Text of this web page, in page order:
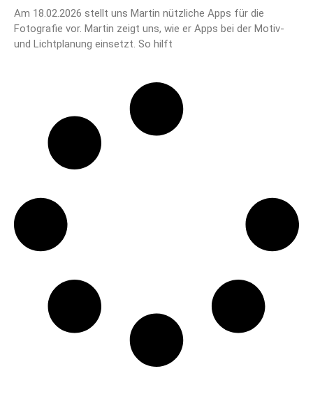
Am 18.02.2026 stellt uns Martin nützliche Apps für die
Fotografie vor. Martin zeigt uns, wie er Apps bei der Motiv-
und Lichtplanung einsetzt. So hilft